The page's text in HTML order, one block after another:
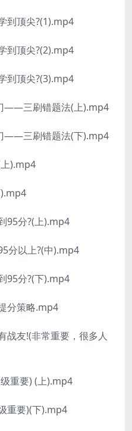
顶尖?(1).mp4
顶尖?(2).mp4
顶尖?(3).mp4
三刷错题法(上).mp4
三刷错题法(下).mp4
).mp4
分?(上).mp4
以上?(中).mp4
分?(下).mp4
分策略.mp4
友!(非常重要，很多人
重要) (上).mp4
重要)(下).mp4